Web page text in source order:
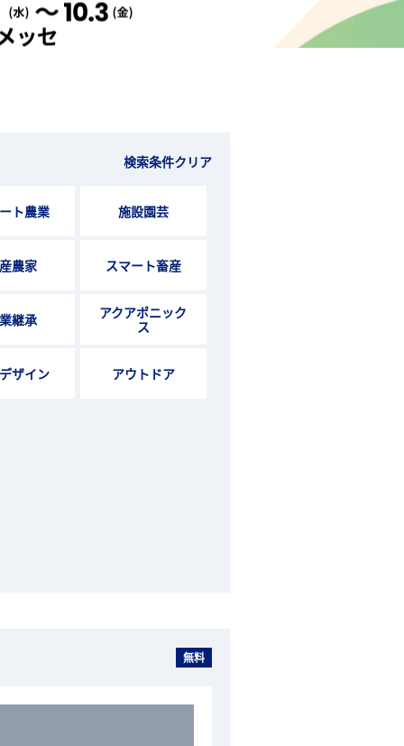
検索条件クリア
ト農業 施設園芸
農家 スマート畜産
継承
アクアポニック
ス
ザイン アウトドア
無料